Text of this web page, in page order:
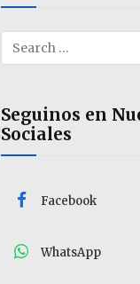
Seguinos en
Sociales
Facebook
WhatsApp